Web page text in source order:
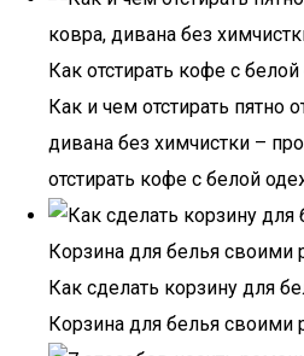
Как и чем отстирать пятно
дивана без химчистки –
отстирать кофе с белой
Как сделать корзину для
Корзина для белья своими